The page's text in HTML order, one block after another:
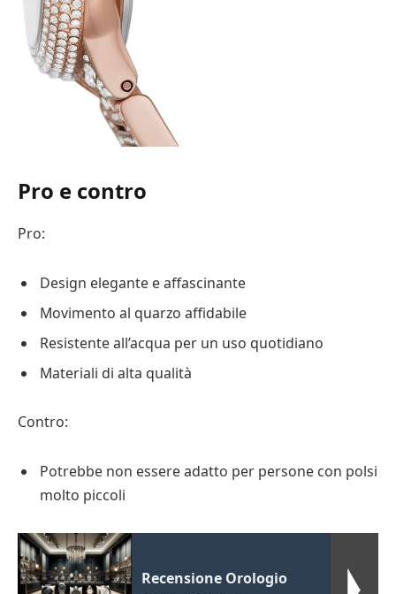
Pro e contro
Pro:
Design elegante e affascinante
Movimento al quarzo affidabile
Resistente all’acqua per un uso quotidiano
Materiali di alta qualità
Contro:
Potrebbe non essere adatto per persone con polsi
molto piccoli
Recensione Orologio